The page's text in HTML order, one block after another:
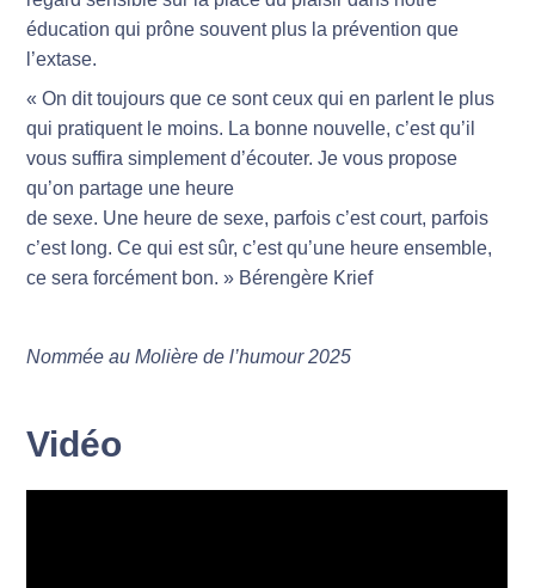
éducation qui prône souvent plus la prévention que
l’extase.
« On dit toujours que ce sont ceux qui en parlent le plus
qui pratiquent le moins. La bonne nouvelle, c’est qu’il
vous suffira simplement d’écouter. Je vous propose
qu’on partage une heure
de sexe. Une heure de sexe, parfois c’est court, parfois
c’est long. Ce qui est sûr, c’est qu’une heure ensemble,
ce sera forcément bon. » Bérengère Krief
Nommée au Molière de l’humour 2025
Vidéo